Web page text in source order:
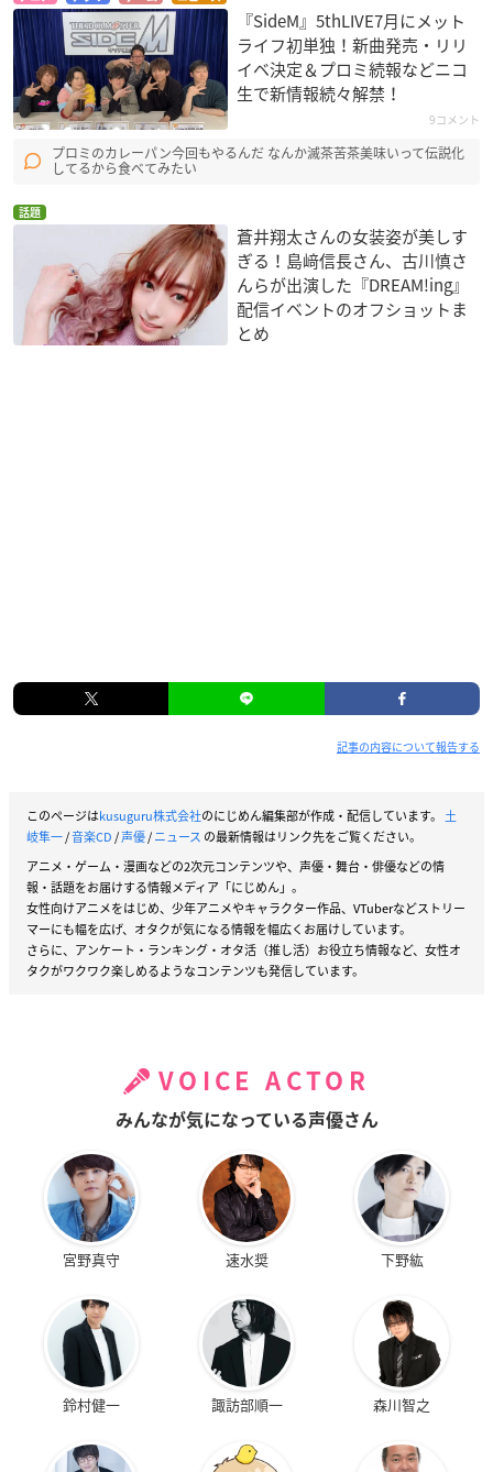
『SideM』5thLIVE7月にメット
ライフ初単独！新曲発売・リリ
イベ決定＆プロミ続報などニコ
生で新情報続々解禁！
9コメント
プロミのカレーパン今回もやるんだ なんか滅茶苦茶美味いって伝説化
してるから食べてみたい
話題
蒼井翔太さんの女装姿が美しす
ぎる！島﨑信長さん、古川慎さ
んらが出演した『DREAM!ing』
配信イベントのオフショットま
とめ
記事の内容について報告する
このページはkusuguru株式会社のにじめん編集部が作成・配信しています。 土
岐隼一/音楽CD/声優/ニュース の最新情報はリンク先をご覧ください。
アニメ・ゲーム・漫画などの2次元コンテンツや、声優・舞台・俳優などの情
報・話題をお届けする情報メディア「にじめん」。
女性向けアニメをはじめ、少年アニメやキャラクター作品、VTuberなどストリー
マーにも幅を広げ、オタクが気になる情報を幅広くお届けしています。
さらに、アンケート・ランキング・オタ活（推し活）お役立ち情報など、女性オ
タクがワクワク楽しめるようなコンテンツも発信しています。
VOICE ACTOR
みんなが気になっている声優さん
宮野真守 速水奨 下野紘
鈴村健一 諏訪部順一 森川智之